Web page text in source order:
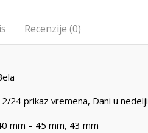
Recenzije (0)
24 prikaz vremena, Dani u nedelji
mm – 45 mm, 43 mm